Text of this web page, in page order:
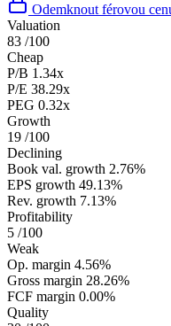
Odemknout férovou
Valuation
83 /100
Cheap
P/B 1.34x
P/E 38.29x
PEG 0.32x
Growth
19 /100
Declining
Book val. growth 2.76%
EPS growth 49.13%
Rev. growth 7.13%
Profitability
5 /100
Weak
Op. margin 4.56%
Gross margin 28.26%
FCF margin 0.00%
Quality